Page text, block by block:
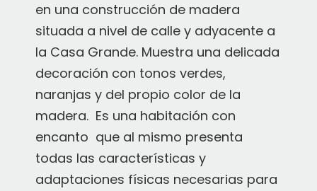
en una construcción de madera
situada a nivel de calle y adyacente a
la Casa Grande. Muestra una delicada
decoración con tonos verdes,
naranjas y del propio color de la
madera. Es una habitación con
encanto que al mismo presenta
todas las características y
adaptaciones físicas necesarias para